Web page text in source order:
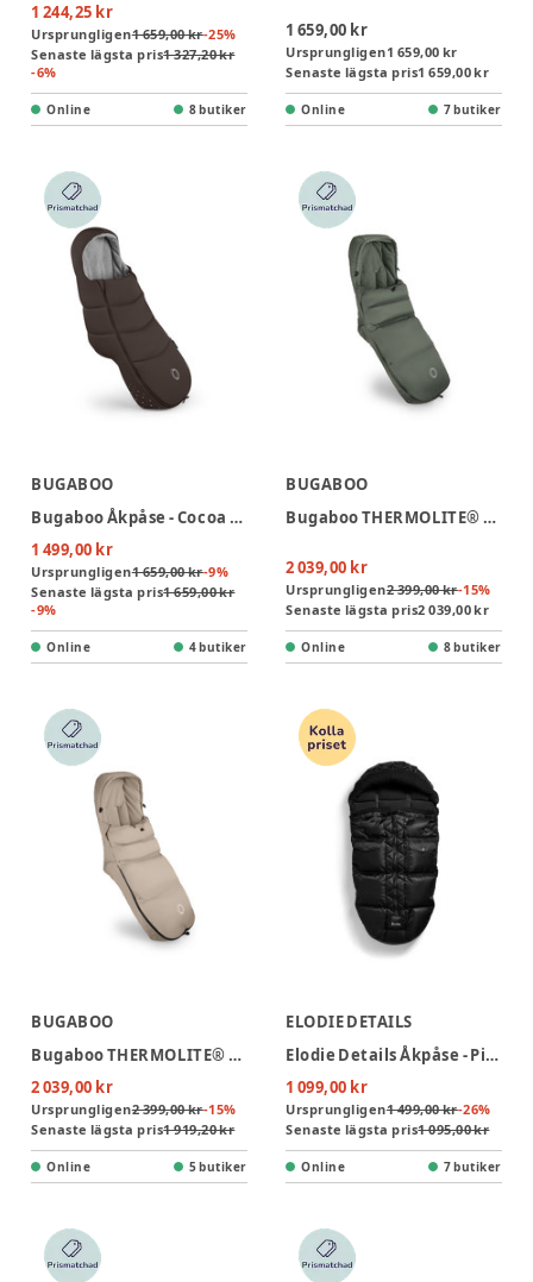
1 244,25 kr
Ursprungligen1 659,00 kr-25%
Senaste lägsta pris1 327,20 kr
-6%
Online 8 butiker
1 659,00 kr
Ursprungligen1 659,00 kr
Senaste lägsta pris1 659,00 kr
Online 7 butiker
BUGABOO
Bugaboo Åkpåse - Cocoa Brown
1 499,00 kr
Ursprungligen1 659,00 kr-9%
Senaste lägsta pris1 659,00 kr
-9%
Online 4 butiker
BUGABOO
Bugaboo THERMOLITE® Performance Åkpåse - Forest Green
2 039,00 kr
Ursprungligen2 399,00 kr-15%
Senaste lägsta pris2 039,00 kr
Online 8 butiker
BUGABOO
Bugaboo THERMOLITE® Performance Åkpåse - Desert Taupe
2 039,00 kr
Ursprungligen2 399,00 kr-15%
Senaste lägsta pris1 919,20 kr
Online 5 butiker
ELODIE DETAILS
Elodie Details Åkpåse - Pilot Black
1 099,00 kr
Ursprungligen1 499,00 kr-26%
Senaste lägsta pris1 095,00 kr
Online 7 butiker